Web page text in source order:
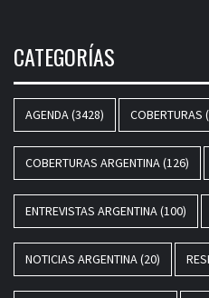
CATEGORÍAS
AGENDA(3428) COBERTURAS
COBERTURAS ARGENTINA(126)
ENTREVISTAS ARGENTINA(100)
NOTICIAS ARGENTINA(20)